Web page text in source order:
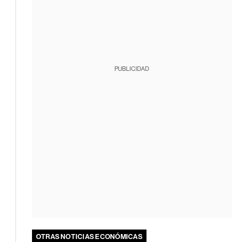
PUBLICIDAD
OTRAS NOTICIAS ECONÓMICAS